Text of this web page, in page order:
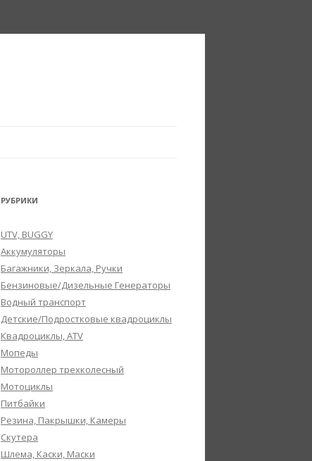
РУБРИКИ
UTV, BUGGY
Аккумуляторы
Багажники, Зеркала, Ручки
Бензиновые/Дизельные Генераторы
Водный транспорт
Детские/Подростковые квадроциклы
Квадроциклы, ATV
Мопеды
Мотороллер трехколесный
Мотоциклы
Питбайки
Резина, Пакрышки, Камеры
Скутера
Шлема, Каски, Маски